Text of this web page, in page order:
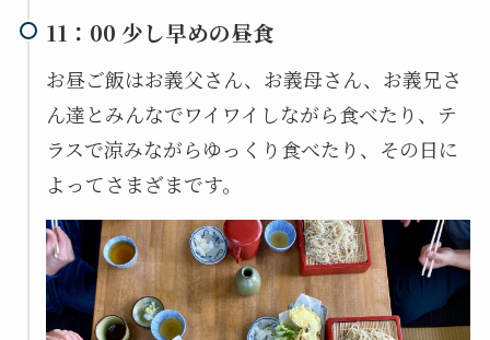
11：00 少し早めの昼食
お昼ご飯はお義父さん、お義母さん、お義兄さ
ん達とみんなでワイワイしながら食べたり、テ
ラスで涼みながらゆっくり食べたり、その日に
よってさまざまです。